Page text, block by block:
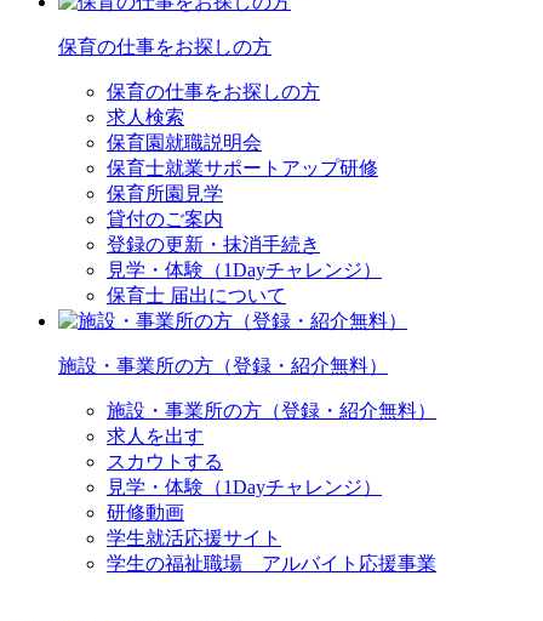
保育の仕事をお探しの方
保育の仕事をお探しの方
求人検索
保育園就職説明会
保育士就業サポートアップ研修
保育所園見学
貸付のご案内
登録の更新・抹消手続き
見学・体験（1Dayチャレンジ）
保育士 届出について
施設・事業所の方（登録・紹介無料）
施設・事業所の方（登録・紹介無料）
求人を出す
スカウトする
見学・体験（1Dayチャレンジ）
研修動画
学生就活応援サイト
学生の福祉職場 アルバイト応援事業